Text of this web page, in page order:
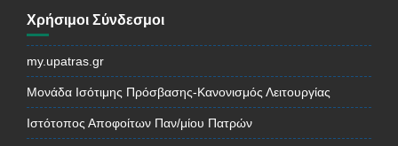
Χρήσιμοι Σύνδεσμοι
my.upatras.gr
Μονάδα Ισότιμης Πρόσβασης-Κανονισμός Λειτουργίας
Ιστότοπος Αποφοίτων Παν/μίου Πατρών